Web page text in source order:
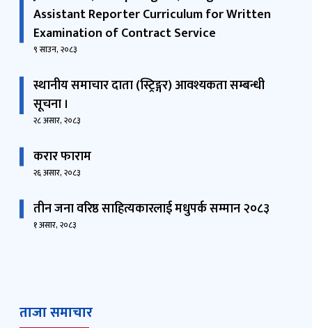
Assistant Reporter Curriculum for Written
Examination of Contract Service
९ साउन, २०८३
स्थानीय समाचार दाता (स्ट्रिङ्गर) आवश्यकता सम्बन्धी
सूचना ।
२८ असार, २०८३
करार फाराम
२६ असार, २०८३
तीन जना वरिष्ठ साहित्यकारलाई मधुपर्क सम्मान २०८३
१ असार, २०८३
ताजा समाचार